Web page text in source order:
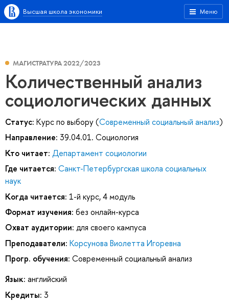
Меню
Высшая школа экономики
МАГИСТРАТУРА 2022/2023
Количественный анализ
социологических данных
Статус: Курс по выбору (Современный социальный анализ)
Направление: 39.04.01. Социология
Кто читает: Департамент социологии
Где читается: Санкт-Петербургская школа социальных
наук
Когда читается: 1-й курс, 4 модуль
Формат изучения: без онлайн-курса
Охват аудитории: для своего кампуса
Преподаватели: Корсунова Виолетта Игоревна
Прогр. обучения: Современный социальный анализ
Язык: английский
Кредиты: 3